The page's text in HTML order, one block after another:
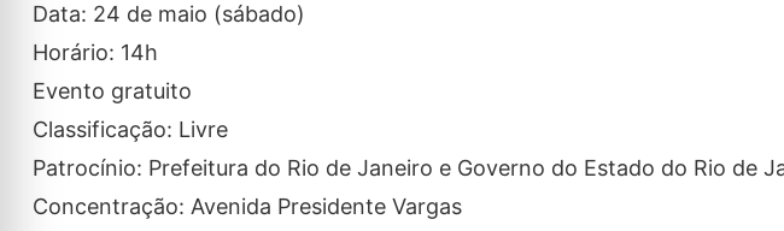
Data: 24 de maio (sábado)
Horário: 14h
Evento gratuito
Classificação: Livre
Patrocínio: Prefeitura do Rio de Janeiro e Governo do Estado do Rio de
Concentração: Avenida Presidente Vargas